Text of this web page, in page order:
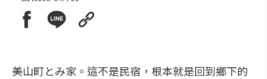
美山町とみ家。這不是民宿，根本就是回到鄉下的